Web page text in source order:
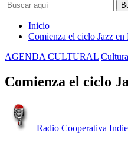
Inicio
Comienza el ciclo Jazz en
AGENDA CULTURAL Cultura
Comienza el ciclo
Radio Cooperativa